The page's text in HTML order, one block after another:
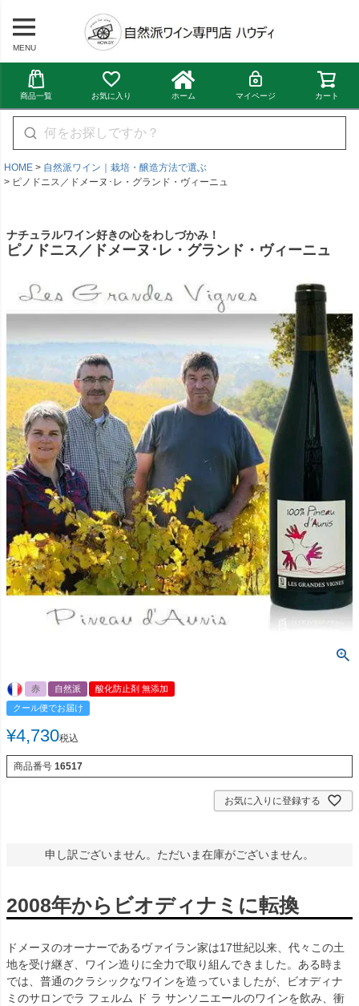
MENU
商品一覧 お気に入り ホーム マイページ カート
HOME
自然派ワイン｜栽培・醸造方法で選ぶ
ピノドニス／ドメーヌ･レ・グランド・ヴィーニュ
ナチュラルワイン好きの心をわしづかみ！
ピノドニス／ドメーヌ･レ・グランド・ヴィーニュ
赤 自然派
酸化防止剤 無添加
クール便でお届け
¥4,730税込
商品番号 16517
お気に入りに登録する
申し訳ございません。ただいま在庫がございません。
2008年からビオディナミに転換
ドメーヌのオーナーであるヴァイラン家は17世紀以来、代々この土
地を受け継ぎ、ワイン造りに全力で取り組んできました。ある時ま
では、普通のクラシックなワインを造っていましたが、ビオディナ
ミのサロンでラ フェルム ド ラ サンソニエールのワインを飲み、衝